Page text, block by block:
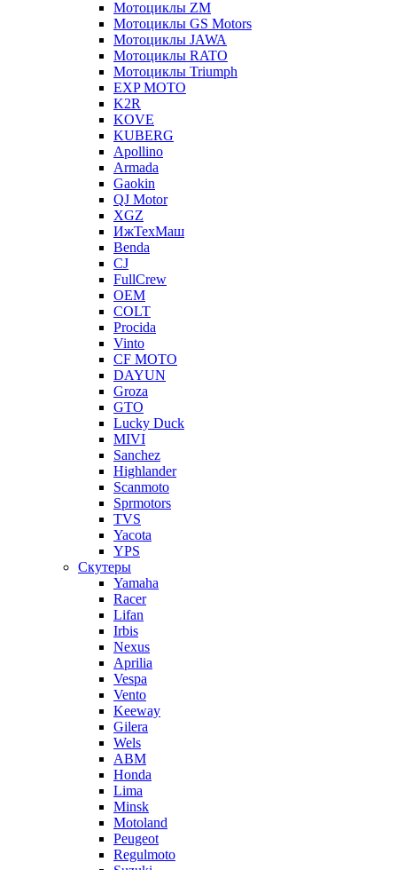
Мотоциклы ZM
Мотоциклы GS Motors
Мотоциклы JAWA
Мотоциклы RATO
Мотоциклы Triumph
EXP MOTO
K2R
KOVE
KUBERG
Apollino
Armada
Gaokin
QJ Motor
XGZ
ИжТехМаш
Benda
CJ
FullCrew
OEM
COLT
Procida
Vinto
CF MOTO
DAYUN
Groza
GTO
Lucky Duck
MIVI
Sanchez
Highlander
Scanmoto
Sprmotors
TVS
Yacota
YPS
Скутеры
Yamaha
Racer
Lifan
Irbis
Nexus
Aprilia
Vespa
Vento
Keeway
Gilera
Wels
ABM
Honda
Lima
Minsk
Motoland
Peugeot
Regulmoto